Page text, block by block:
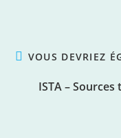
VOUS DEVRIEZ
ISTA –